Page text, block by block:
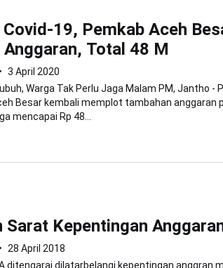
Covid-19, Pemkab Aceh
Anggaran, Total 48 M
3 April 2020
Warga Tak Perlu Jaga Malam PM, Jantho -
Besar kembali memplot tambahan anggaran
mencapai Rp 48...
Sarat Kepentingan
28 April 2018
ditengarai dilatarbelangi kepentingan anggran